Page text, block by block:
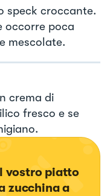
speck croccante.
occorre poca
mescolate.
crema di
fresco e se
vostro piatto
zucchina a